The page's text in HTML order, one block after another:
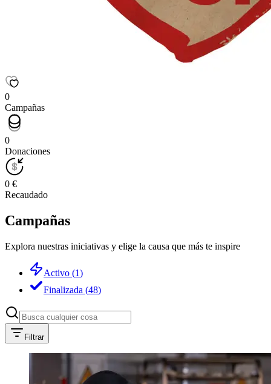
0
Campañas
0
Donaciones
0 €
Recaudado
Campañas
Explora nuestras iniciativas y elige la causa que más te inspire
Activo (1)
Finalizada (48)
Filtrar